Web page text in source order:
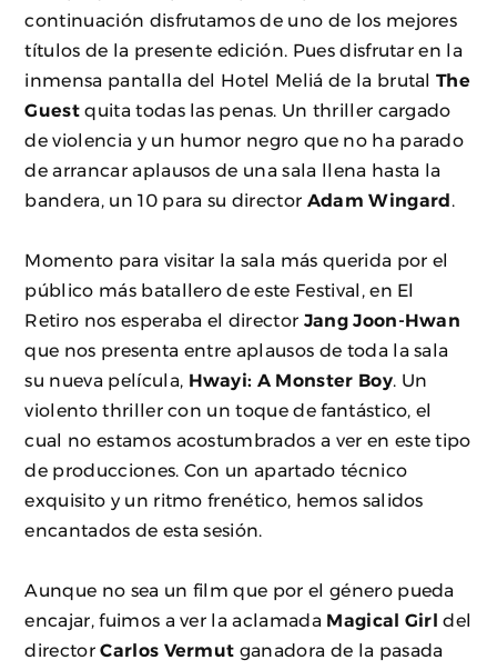
continuación disfrutamos de uno de los mejores
títulos de la presente edición. Pues disfrutar en la
inmensa pantalla del Hotel Meliá de la brutalThe
Guest quita todas las penas. Un thriller cargado
de violencia y un humor negro que no ha parado
de arrancar aplausos de una sala llena hasta la
bandera, un 10 para su director Adam Wingard
Momento para visitar la sala más querida por el
público más batallero de este Festival, en El
Retiro nos esperaba el director Jang Joon-Hwan
que nos presenta entre aplausos de toda la sala
su nueva película, Hwayi: A Monster Boy. Un
violento thriller con un toque de fantástico, el
cual no estamos acostumbrados a ver en este tipo
de producciones. Con un apartado técnico
exquisito y un ritmo frenético, hemos salidos
encantados de esta sesión.
Aunque no sea un film que por el género pueda
encajar, fuimos a ver la aclamada Magical Girl del
directorCarlos Vermut ganadora de la pasada